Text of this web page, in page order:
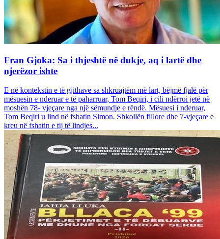
Fran Gjoka: Sa i thjeshtë në dukje, aq i lartë dhe
njerëzor ishte
E në kontekstin e të gjithave sa shkruajtëm më lart, bëjmë fjalë për
mësuesin e nderuar e të paharruar, Tom Beqiri, i cili ndërroi jetë në
moshën 78- vjeçare nga një sëmundje e rëndë. Mësuesi i nderuar,
Tom Beqiri u lind në fshatin Simon. Shkollën fillore dhe 7-vjeçare e
kreu në fshatin e tij të lindjes...